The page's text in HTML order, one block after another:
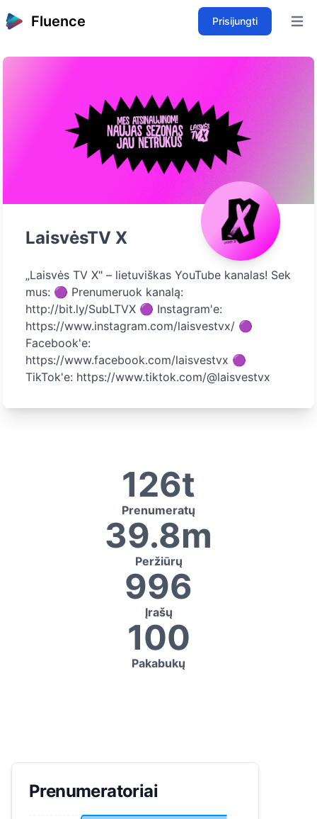
Fluence Prisijungti
LaisvėsTV X
„Laisvės TV X" – lietuviškas YouTube kanalas! Sek
mus: 🟣 Prenumeruok kanalą:
http://bit.ly/SubLTVX 🟣 Instagram'e:
https://www.instagram.com/laisvestvx/ 🟣
Facebook'e:
https://www.facebook.com/laisvestvx 🟣
TikTok'e: https://www.tiktok.com/@laisvestvx
126t
Prenumeratų
39.8m
Peržiūrų
996
Įrašų
100
Pakabukų
Prenumeratoriai